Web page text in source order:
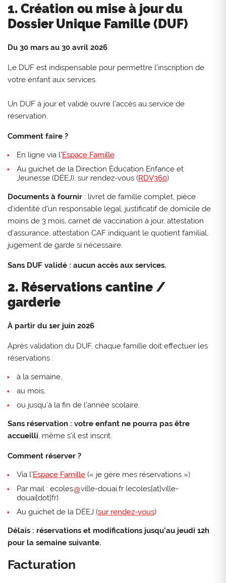
1. Création ou mise à jour du
Dossier Unique Famille (DUF)
Du 30 mars au 30 avril 2026
Le DUF est indispensable pour permettre l’inscription de
votre enfant aux services.
Un DUF à jour et validé ouvre l’accès au service de
réservation.
Comment faire ?
En ligne via l’Espace Famille
Au guichet de la Direction Éducation Enfance et
Jeunesse (DÉEJ), sur rendez-vous (RDV360)
Documents à fournir : livret de famille complet, pièce
d’identité d'un responsable légal, justificatif de domicile de
moins de 3 mois, carnet de vaccination à jour, attestation
d’assurance, attestation CAF indiquant le quotient familial,
jugement de garde si nécessaire.
Sans DUF validé : aucun accès aux services.
2. Réservations cantine /
garderie
À partir du 1er juin 2026
Après validation du DUF, chaque famille doit effectuer les
réservations :
à la semaine,
au mois,
ou jusqu’à la fin de l’année scolaire.
Sans réservation : votre enfant ne pourra pas être
accueilli, même s’il est inscrit.
Comment réserver ?
Via l’Espace Famille (« je gère mes réservations »)
Par mail : ecoles ville-douai.fr (ecoles[at]ville-
douai[dot]fr)
Au guichet de la DÉEJ (sur rendez-vous)
Délais : réservations et modifications jusqu’au jeudi 12h
pour la semaine suivante.
Facturation